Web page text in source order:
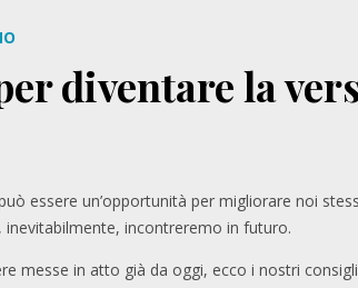
diventare la
essere un’opportunità per migliorare noi
inevitabilmente, incontreremo in futuro.
messe in atto già da oggi, ecco i nostri consigli